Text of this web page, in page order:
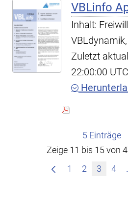
VBLinfo
Inhalt:
Zuletzt
22:00:00
5 Einträge
Zeige 11 bis 15 von
1
2 3 4